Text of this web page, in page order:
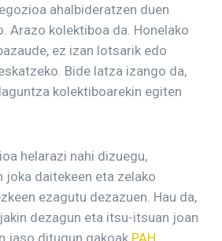
ahalbideratzen duen
Arazo kolektiboa da. Honelako
ez izan lotsarik edo
Bide latza izango da,
kolektiboarekin egiten
helarazi nahi dizuegu,
joka daitekeen eta zelako
ezagutu dezazuen. Hau da,
dezagun eta itsu-itsuan joan
jaso ditugun gakoak PAH,